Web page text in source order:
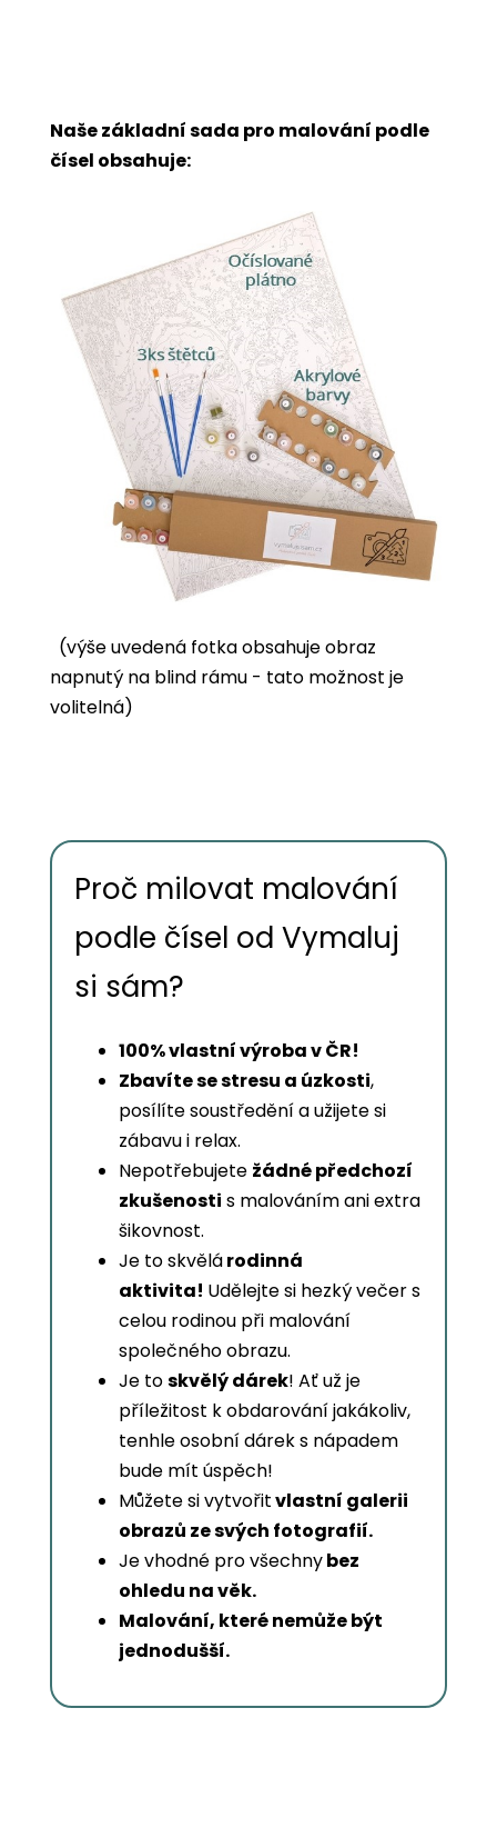
Naše základní sada pro malování podle
čísel obsahuje:
(výše uvedená fotka obsahuje obraz
napnutý na blind rámu - tato možnost je
volitelná)
Proč milovat malování
podle čísel od Vymaluj
si sám?
100% vlastní výroba v ČR!
Zbavíte se stresu a úzkosti,
posílíte soustředění a užijete si
zábavu i relax.
Nepotřebujete žádné předchozí
zkušenosti s malováním ani extra
šikovnost.
Je to skvělárodinná
aktivita! Udělejte si hezký večer s
celou rodinou při malování
společného obrazu.
Je toskvělý dárek! Ať už je
příležitost k obdarování jakákoliv,
tenhle osobní dárek s nápadem
bude mít úspěch!
Můžete si vytvořitvlastní galerii
obrazů ze svých fotografií.
Je vhodné pro všechnybez
ohledu na věk.
Malování, které nemůže být
jednodušší.